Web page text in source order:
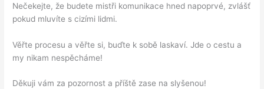
Nečekejte, že budete mistři komunikace hned napoprvé, zvlášť
pokud mluvíte s cizími lidmi.
Věřte procesu a věřte si, buďte k sobě laskaví. Jde o cestu a
my nikam nespěcháme!
Děkuji vám za pozornost a příště zase na slyšenou!